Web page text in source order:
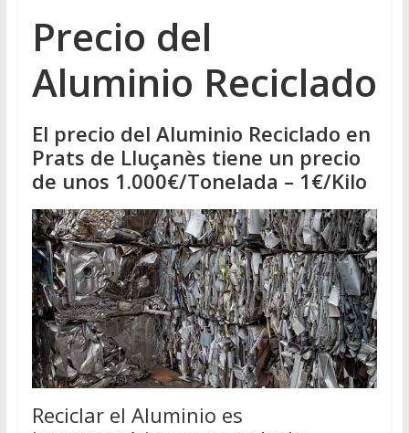
Precio del
Aluminio Reciclado
El precio del Aluminio Reciclado en
Prats de Lluçanès tiene un precio
de unos 1.000€/Tonelada – 1€/Kilo
Reciclar el Aluminio es